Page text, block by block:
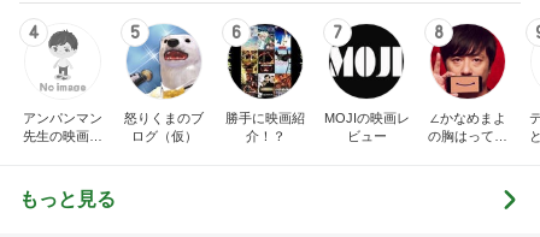
4
アンパンマン
先生の映画講
5
怒りくまのブ
ログ（仮）
6
勝手に映画紹
介！？
7
MOJIの映画レ
ビュー
8
∠かなめまよ
の胸はって行
もっと見る